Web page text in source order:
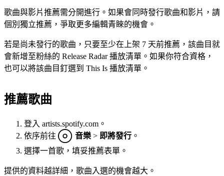
歌曲與影片推薦需分開進行。如果會同時發行歌曲和影片，請
個別獨立推薦，爭取更多編輯青睞的機會。
若是尚未發行的歌曲，只要至少在上架 7 天前推薦，該曲目就
會新增至粉絲的 Release Radar 播放清單。如果你符合資格，
也可以將該曲目釘選到 This Is 播放清單。
推薦歌曲
登入 artists.spotify.com。
依序前往
音樂 > 即將發行 。
選擇一首歌，填妥推薦表單。
提供的資料越詳細，歌曲入選的機會越大。